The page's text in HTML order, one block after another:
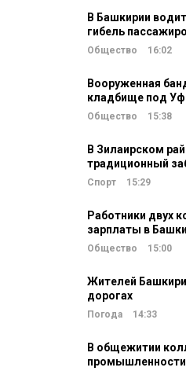
В Башкирии
гибель
Общество 16:02
Вооруженная
кладбище под
Общество 15:38
В Зилаирском
традиционный
Спорт 15:29
Работники двух
зарплаты в
Общество 15:00
Жителей
дорогах
Погода 14:33
В общежитии
промышленности